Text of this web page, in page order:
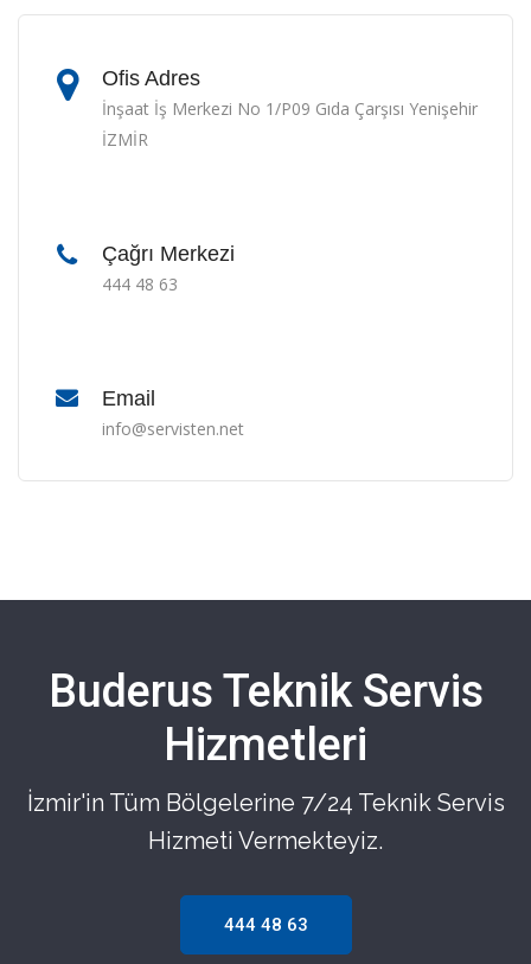
Ofis Adres
İnşaat İş Merkezi No 1/P09 Gıda Çarşısı Yenişehir
İZMİR
Çağrı Merkezi
444 48 63
Email
info@servisten.net
Buderus Teknik Servis
Hizmetleri
İzmir'in Tüm Bölgelerine 7/24 Teknik Servis
Hizmeti Vermekteyiz.
444 48 63